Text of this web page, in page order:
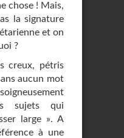
chose ! Mais,
la signature
et on
?
creux, pétris
aucun mot
sujets qui
large ». A
à une